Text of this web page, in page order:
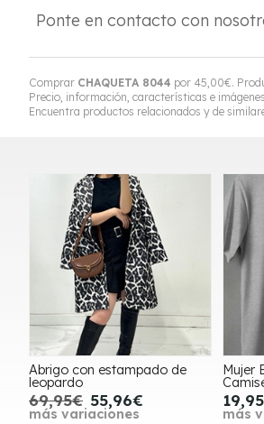
Comprar CHAQUETA 8044 por 45,00€.
Precio, información, características e
Encuentra productos relacionados y de
Ponte en contacto con
Abrigo con estampado de
leopardo
69,95€ 55,96€
más variaciones
Mujer
más